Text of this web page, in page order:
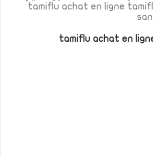
tamiflu achat en ligne
tamiflu achat en